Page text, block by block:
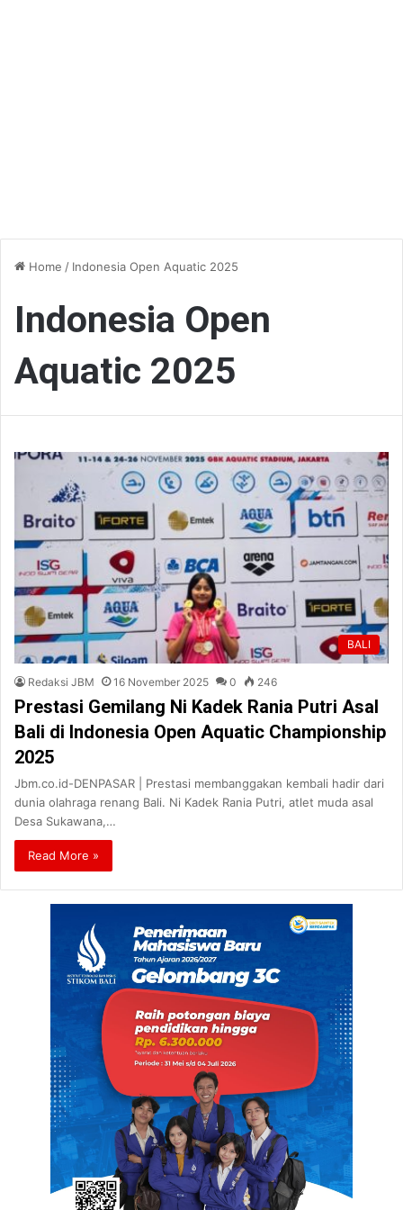
Home / Indonesia Open Aquatic 2025
Indonesia Open
Aquatic 2025
BALI
Redaksi JBM 16 November 2025 0 246
Prestasi Gemilang Ni Kadek Rania Putri Asal
Bali di Indonesia Open Aquatic Championship
2025
Jbm.co.id-DENPASAR | Prestasi membanggakan kembali hadir dari
dunia olahraga renang Bali. Ni Kadek Rania Putri, atlet muda asal
Desa Sukawana,…
Read More »